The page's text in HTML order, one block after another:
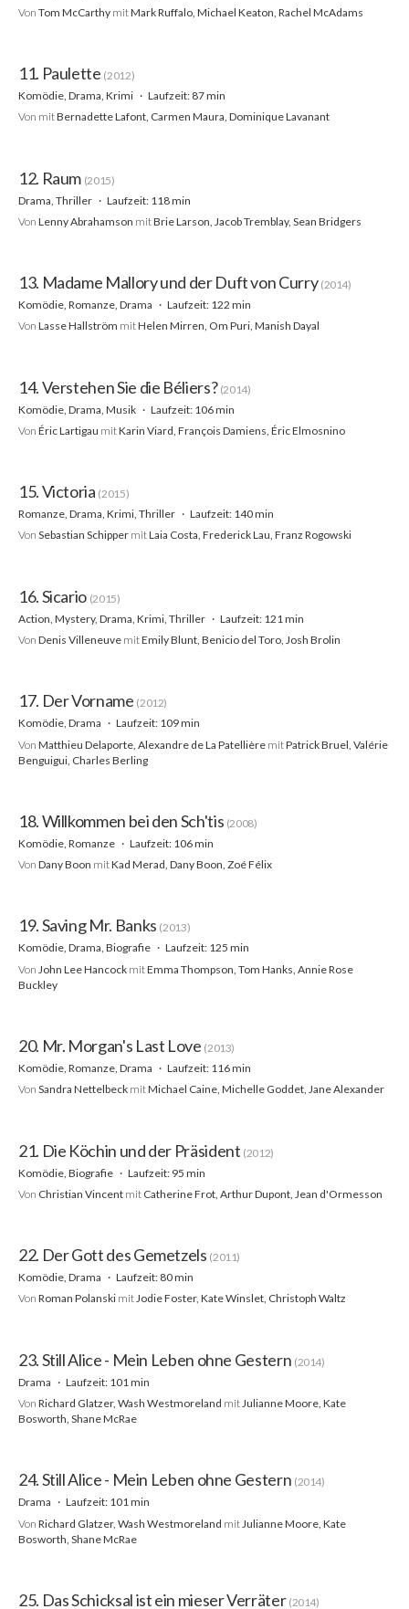
Von Tom McCarthy mitMark Ruffalo, Michael Keaton, Rachel McAdams
11. Paulette (2012)
Komödie, Drama, Krimi
Laufzeit: 87 min
Von mitBernadette Lafont, Carmen Maura, Dominique Lavanant
12. Raum (2015)
Drama, Thriller
Laufzeit: 118 min
Von Lenny Abrahamson mitBrie Larson, Jacob Tremblay, Sean Bridgers
13. Madame Mallory und der Duft von Curry (2014)
Komödie, Romanze, Drama
Laufzeit: 122 min
Von Lasse Hallström mitHelen Mirren, Om Puri, Manish Dayal
14. Verstehen Sie die Béliers? (2014)
Komödie, Drama, Musik
Laufzeit: 106 min
Von Éric Lartigau mitKarin Viard, François Damiens, Éric Elmosnino
15. Victoria (2015)
Romanze, Drama, Krimi, Thriller
Laufzeit: 140 min
Von Sebastian Schipper mitLaia Costa, Frederick Lau, Franz Rogowski
16. Sicario (2015)
Action, Mystery, Drama, Krimi, Thriller
Laufzeit: 121 min
Von Denis Villeneuve mitEmily Blunt, Benicio del Toro, Josh Brolin
17. Der Vorname (2012)
Komödie, Drama
Laufzeit: 109 min
Von Matthieu Delaporte, Alexandre de La Patellière mitPatrick Bruel, Valérie
Benguigui, Charles Berling
18. Willkommen bei den Sch'tis (2008)
Komödie, Romanze
Laufzeit: 106 min
Von Dany Boon mitKad Merad, Dany Boon, Zoé Félix
19. Saving Mr. Banks (2013)
Komödie, Drama, Biografie
Laufzeit: 125 min
Von John Lee Hancock mitEmma Thompson, Tom Hanks, Annie Rose
Buckley
20. Mr. Morgan's Last Love (2013)
Komödie, Romanze, Drama
Laufzeit: 116 min
Von Sandra Nettelbeck mitMichael Caine, Michelle Goddet, Jane Alexander
21. Die Köchin und der Präsident (2012)
Komödie, Biografie
Laufzeit: 95 min
Von Christian Vincent mit Catherine Frot, Arthur Dupont, Jean d'Ormesson
22. Der Gott des Gemetzels (2011)
Komödie, Drama
Laufzeit: 80 min
Von Roman Polanski mitJodie Foster, Kate Winslet, Christoph Waltz
23. Still Alice - Mein Leben ohne Gestern (2014)
Drama
Laufzeit: 101 min
Von Richard Glatzer, Wash Westmoreland mit Julianne Moore, Kate
Bosworth, Shane McRae
24. Still Alice - Mein Leben ohne Gestern (2014)
Drama
Laufzeit: 101 min
Von Richard Glatzer, Wash Westmoreland mit Julianne Moore, Kate
Bosworth, Shane McRae
25. Das Schicksal ist ein mieser Verräter (2014)